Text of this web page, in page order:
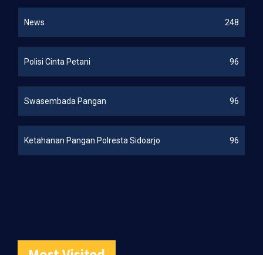
News 248
Polisi Cinta Petani 96
Swasembada Pangan 96
Ketahanan Pangan Polresta Sidoarjo 96